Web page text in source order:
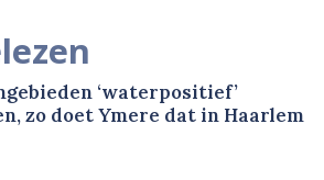
‘waterpositief’
zo doet Ymere dat in Haarlem